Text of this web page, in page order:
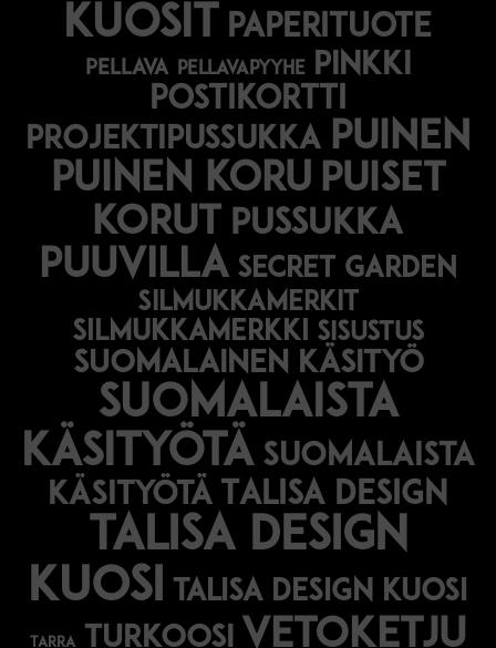
kuosit
paperituote
pellava pellavapyyhe pinkki
postikortti
projektipussukka puinen
puinen koru puiset
korut pussukka
puuvilla secret garden
silmukkamerkit
silmukkamerkki sisustus
suomalainen käsityö
suomalaista
käsityötä suomalaista
käsityötä
Talisa Design
talisa design
kuosi talisa design kuosi
tarra turkoosi vetoketju